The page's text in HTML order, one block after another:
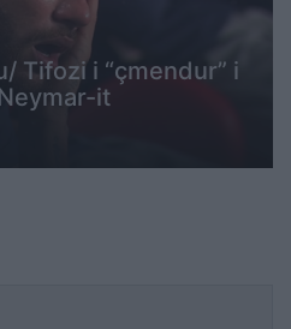
Tifozi i “çmendur” i
it